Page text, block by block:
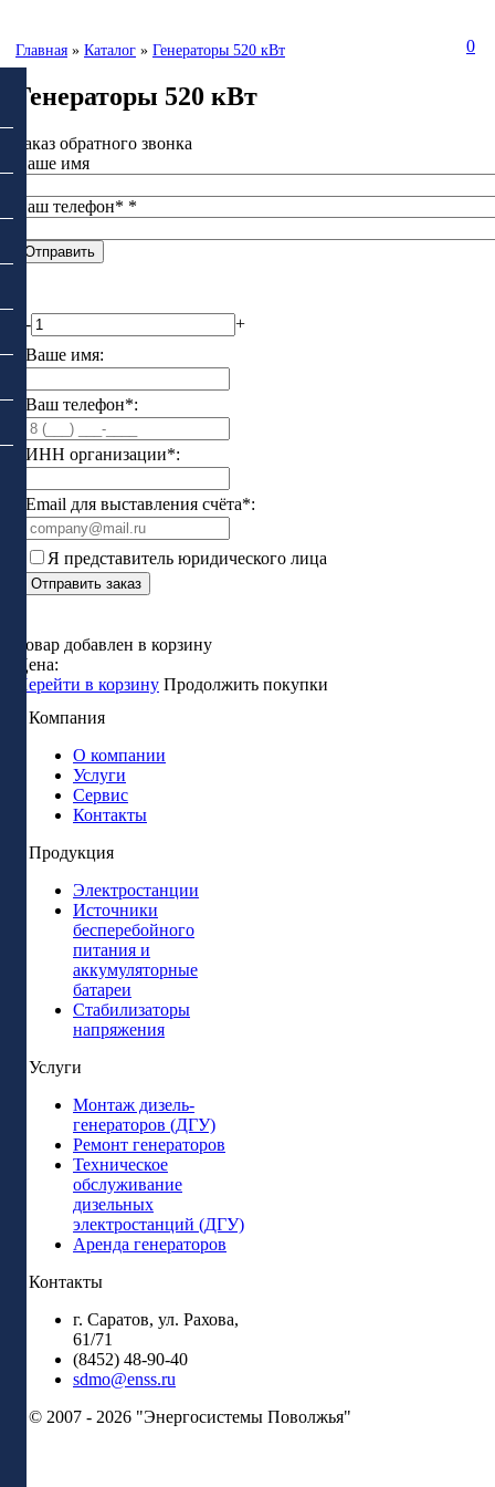
0
Главная » Каталог » Генераторы 520 кВт
Генераторы 520 кВт
Заказ обратного звонка
Ваше имя
Ваш телефон* *
-
+
Ваше имя:
Ваш телефон*:
ИНН организации*:
Email для выставления счёта*:
Я представитель юридического лица
Отправить заказ
Товар добавлен в корзину
Цена:
Перейти в корзину Продолжить покупки
Компания
О компании
Услуги
Сервис
Контакты
Продукция
Электростанции
Источники
бесперебойного
питания и
аккумуляторные
батареи
Стабилизаторы
напряжения
Услуги
Монтаж дизель-
генераторов (ДГУ)
Ремонт генераторов
Техническое
обслуживание
дизельных
электростанций (ДГУ)
Аренда генераторов
Контакты
г. Саратов, ул. Рахова,
61/71
(8452) 48-90-40
sdmo@enss.ru
© 2007 - 2026 "Энергосистемы Поволжья"